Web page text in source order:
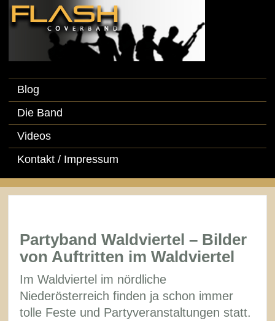
Blog
Die Band
Videos
Kontakt / Impressum
Partyband Waldviertel – Bilder
von Auftritten im Waldviertel
Im Waldviertel im nördliche
Niederösterreich finden ja schon immer
tolle Feste und Partyveranstaltungen statt.